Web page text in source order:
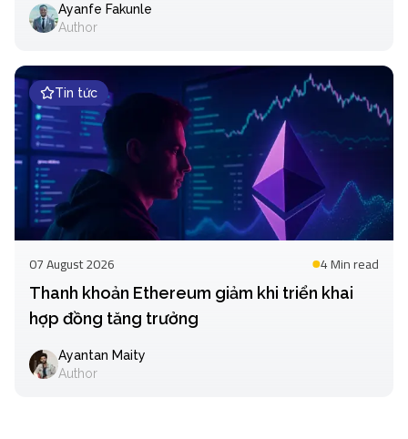
Ayanfe Fakunle
Author
Tin tức
07 August 2026 4 Minread
Thanh khoản Ethereum giảm khi triển khai
hợp đồng tăng trưởng
Ayantan Maity
Author